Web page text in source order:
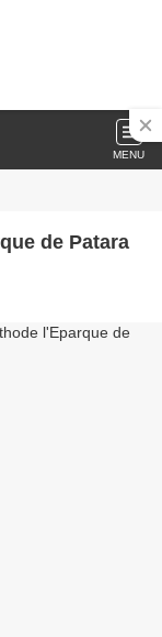
MENU
de Patara